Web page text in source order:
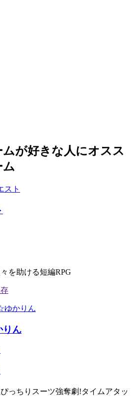
が好きな人にオスス
ム
を助ける短編RPG
りん
っちりスーツ強奪劇!タイムアタッ